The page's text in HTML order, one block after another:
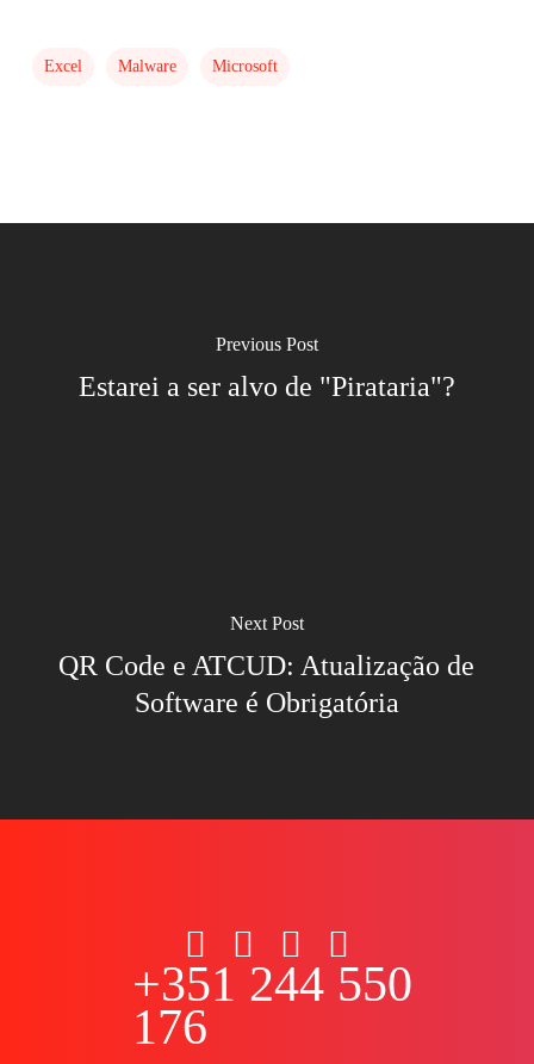
Excel Malware Microsoft
Previous Post
Estarei a ser alvo de "Pirataria"?
Next Post
QR Code e ATCUD: Atualização de
Software é Obrigatória
+351 244 550
176